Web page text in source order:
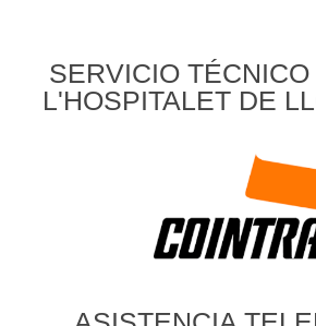
SERVICIO
L'HOSPITALET DE